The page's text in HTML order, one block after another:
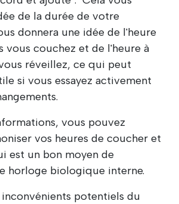
de la durée de votre
donnera une idée de l'heure
vous couchez et de l'heure à
réveillez, ce qui peut
si vous essayez activement
vous pouvez
vos heures de coucher et
est un bon moyen de
horloge biologique interne.
potentiels du